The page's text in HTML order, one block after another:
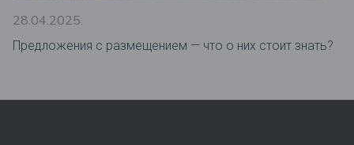
28.04.2025.
Предложения c размещением — что о них стоит знать?